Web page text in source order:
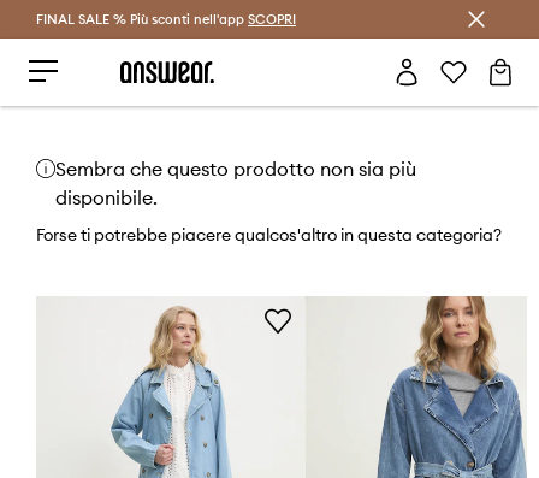
Risparmia con Answear Club >
FINAL SALE % Più sconti nell'app SCOPRI
Sembra che questo prodotto non sia più
disponibile.
Forse ti potrebbe piacere qualcos'altro in questa categoria?